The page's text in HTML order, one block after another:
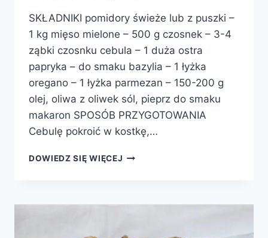
SKŁADNIKI pomidory świeże lub z puszki –
1 kg mięso mielone – 500 g czosnek – 3-4
ząbki czosnku cebula – 1 duża ostra
papryka – do smaku bazylia – 1 łyżka
oregano – 1 łyżka parmezan – 150-200 g
olej, oliwa z oliwek sól, pieprz do smaku
makaron SPOSÓB PRZYGOTOWANIA
Cebulę pokroić w kostkę,…
DOWIEDZ SIĘ WIĘCEJ SPAGHETTI